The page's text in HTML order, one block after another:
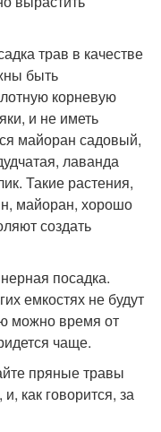
трав в качестве
быть
корневую
и не иметь
майоран садовый,
лаванда
Такие растения,
майоран, хорошо
создать
посадка.
емкостях не будут
можно время от
чаще.
пряные травы
как говорится, за